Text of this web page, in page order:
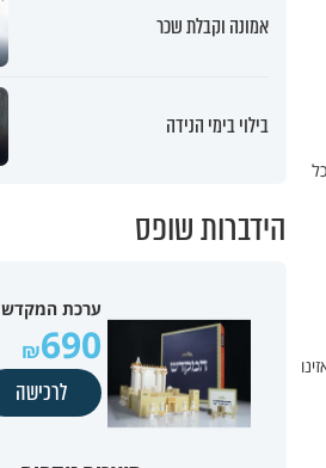
אמונה וקבלת שכר
בילוי בימי הנידה
הידברות שופס
ערכת המקדש
690
לרכישה